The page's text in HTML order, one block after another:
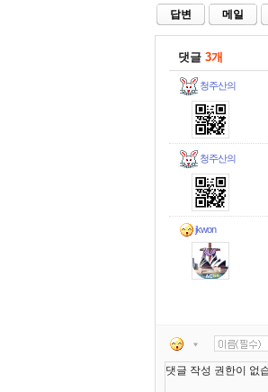
답변 메일
댓글 3개
청주산의
청주산의
jkwon